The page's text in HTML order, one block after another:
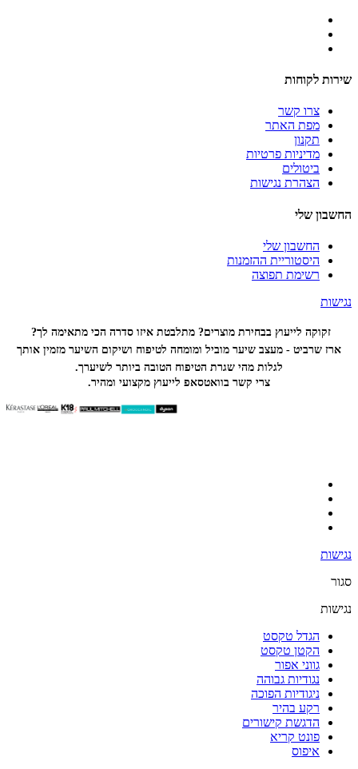
שירות לקוחות
צרו קשר
מפת האתר
תקנון
מדיניות פרטיות
ביטולים
הצהרת נגישות
החשבון שלי
החשבון שלי
היסטוריית ההזמנות
רשימת תפוצה
נגישות
זקוקה לייעוץ בבחירת מוצרים? מתלבטת איזו סדרה הכימתאימה לך?
ארז שרביט - מעצב שיער מוביל ומומחה לטיפוח ושיקום השיער מזמין אותך
לגלות מהי שגרת הטיפוח הטובה ביותר לשיערך.
צרי קשר בוואטסאפ לייעוץ מקצועי ומהיר.
נגישות
סגור
נגישות
הגדל טקסט
הקטן טקסט
גווני אפור
נגודיות גבוהה
ניגודיות הפוכה
רקע בהיר
הדגשת קישורים
פונט קריא
איפוס